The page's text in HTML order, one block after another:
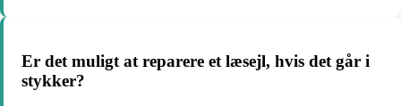
Er det muligt at reparere et læsejl, hvis det går i
stykker?